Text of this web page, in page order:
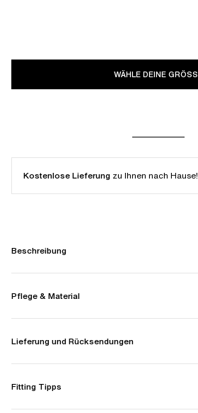
WÄHLE DEINE GRÖSSE
Kostenlose Lieferung zu Ihnen nach Hause!
Beschreibung
Pflege & Material
Lieferung und Rücksendungen
Fitting Tipps